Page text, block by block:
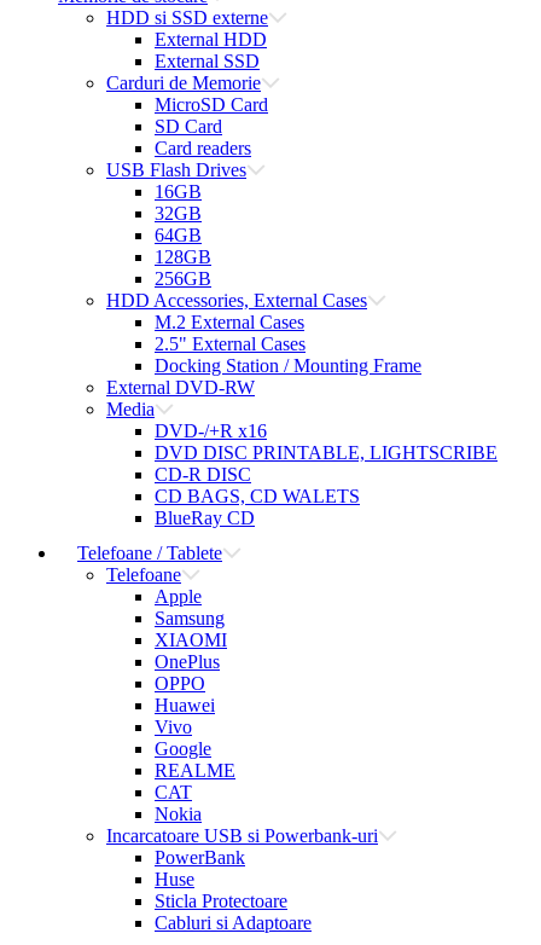
HDD si SSD externe
External HDD
External SSD
Carduri de Memorie
MicroSD Card
SD Card
Card readers
USB Flash Drives
16GB
32GB
64GB
128GB
256GB
HDD Accessories, External Cases
M.2 External Cases
2.5" External Cases
Docking Station / Mounting Frame
External DVD-RW
Media
DVD-/+R x16
DVD DISC PRINTABLE, LIGHTSCRIBE
CD-R DISC
CD BAGS, CD WALETS
BlueRay CD
Telefoane / Tablete
Telefoane
Apple
Samsung
XIAOMI
OnePlus
OPPO
Huawei
Vivo
Google
REALME
CAT
Nokia
Incarcatoare USB si Powerbank-uri
PowerBank
Huse
Sticla Protectoare
Cabluri si Adaptoare